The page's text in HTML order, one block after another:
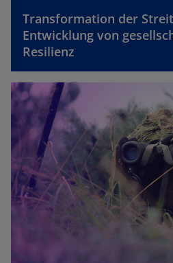
Transformation der
Entwicklung von
Resilienz